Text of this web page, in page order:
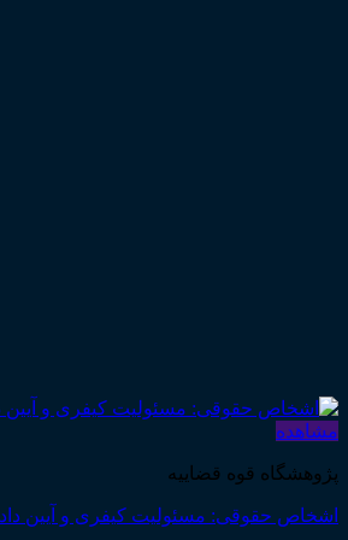
مشاهده
پژوهشگاه قوه قضاییه
اشخاص حقوقی: مسئولیت کیفری و آیین